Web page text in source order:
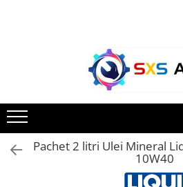
Ulei Motor Original și Aftermarket
- 0W20, 5W30, 5W40 - SXS Auto
0W16
0W20Pachet 2 litri Ulei Mineral
10W40